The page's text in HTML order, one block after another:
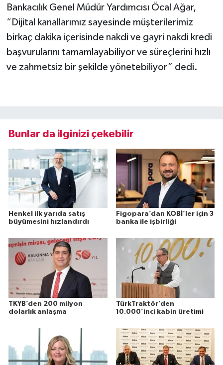
Bankacılık Genel Müdür Yardımcısı Öcal Ağar,
“Dijital kanallarımız sayesinde müşterilerimiz
birkaç dakika içerisinde nakdi ve gayri nakdi kredi
başvurularını tamamlayabiliyor ve süreçlerini hızlı
ve zahmetsiz bir şekilde yönetebiliyor” dedi.
Bunlar da ilginizi çekebilir
Henkel ilk yarıda satış
büyümesini hızlandırdı
Figopara’dan KOBİ’ler için 3
banka ile işbirliği
TKYB’den 200 milyon
dolarlık anlaşma
TürkTraktör’den
10.000’inci kabin üretimi